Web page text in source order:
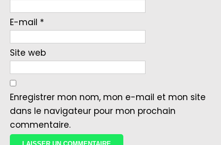
E-mail *
Site web
Enregistrer mon nom, mon e-mail et mon site
dans le navigateur pour mon prochain
commentaire.